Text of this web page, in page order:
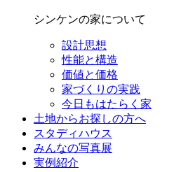
シンケンの家について
設計思想
性能と構造
価値と価格
家づくりの実践
今日もはたらく家
土地からお探しの方へ
スタディハウス
みんなの写真展
実例紹介